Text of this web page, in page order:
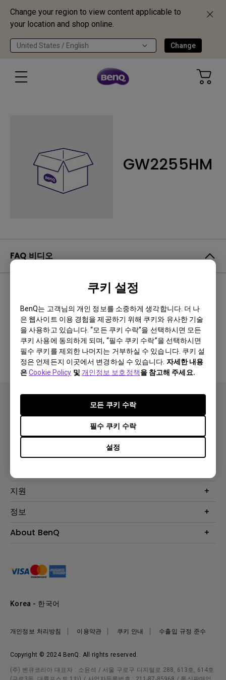
Change your region to view content applicable to
your location and shop online.
United States / English Change
쿠키 설정
BenQ는 고객님의 개인 정보를 소중하게 생각합니다. 더 나
은 웹사이트 이용 경험을 제공하기 위해 쿠키와 유사한 기술
을 사용하고 있습니다. “모든 쿠키 수락”을 선택하시면 모든
쿠키 사용에 동의하게 되며, “필수 쿠키 수락”을 선택하시면
필수 쿠키를 제외한 나머지는 거부하실 수 있습니다. 쿠키 설
정은 언제든지 이곳에서 변경하실 수 있습니다. 자세한 내용
은Cookie Policy 및 개인정보 보호정책을 참고해 주세요.
설정
필수 쿠키 수락
모든 쿠키 수락
GW2255HM
FAQ 비디오
관련 비디오 없음
조명
솔루션
Eye-Care 모니터
e스포츠
비즈니스 디스플레이
지원
문의
서비스센터
정보
프로젝터 거리계산기
About BenQ
사회적 책임
뉴스
Copyright © 2024 BenQ. All rights reserved.
개인정보 처리방침 이용약관 쿠키 안내 수출입 규정 준수
Korea - 한국어
(주) 벤큐코리아 대표자 : 소윤석 / 서울 구로구 디지털로 288, 613호, 614호